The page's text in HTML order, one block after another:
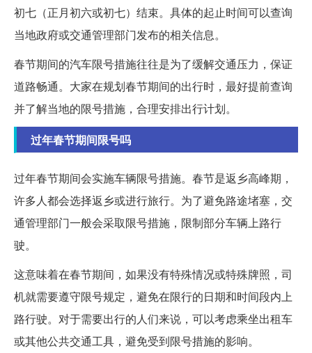
初七（正月初六或初七）结束。具体的起止时间可以查询
当地政府或交通管理部门发布的相关信息。
春节期间的汽车限号措施往往是为了缓解交通压力，保证
道路畅通。大家在规划春节期间的出行时，最好提前查询
并了解当地的限号措施，合理安排出行计划。
过年春节期间限号吗
过年春节期间会实施车辆限号措施。春节是返乡高峰期，
许多人都会选择返乡或进行旅行。为了避免路途堵塞，交
通管理部门一般会采取限号措施，限制部分车辆上路行
驶。
这意味着在春节期间，如果没有特殊情况或特殊牌照，司
机就需要遵守限号规定，避免在限行的日期和时间段内上
路行驶。对于需要出行的人们来说，可以考虑乘坐出租车
或其他公共交通工具，避免受到限号措施的影响。